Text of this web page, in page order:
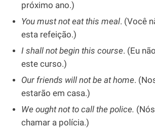
próximo ano.)
You must not eat this meal. (Você
esta refeição.)
I shall not begin this course. (Eu
este curso.)
Our friends will not be at home.
estarão em casa.)
We ought not to call the police.
chamar a polícia.)